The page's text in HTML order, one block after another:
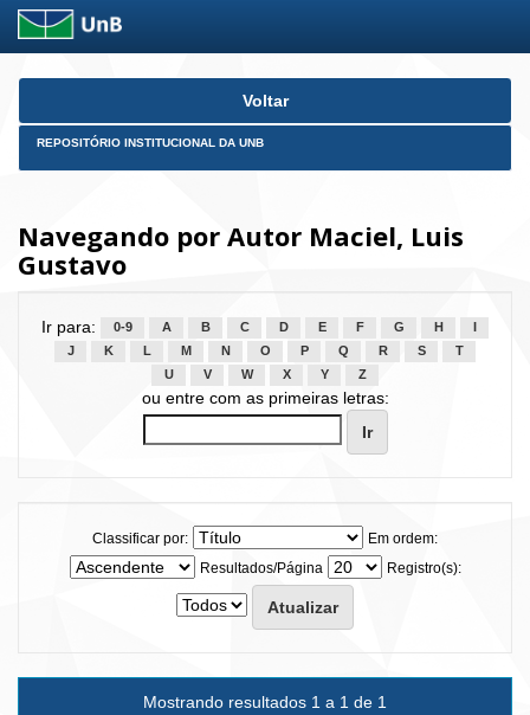
Skip
Voltar
REPOSITÓRIO INSTITUCIONAL DA UNB
Navegando por Autor Maciel, Luis
Gustavo
Ir para: 0-9 A B C D E F G H
J
K L M N O P Q R S
T
U
V W X Y Z
ou entre com as primeiras letras:
Classificar por:
Em ordem:
Resultados/Página
Registro(s):
Mostrando resultados 1 a 1 de 1